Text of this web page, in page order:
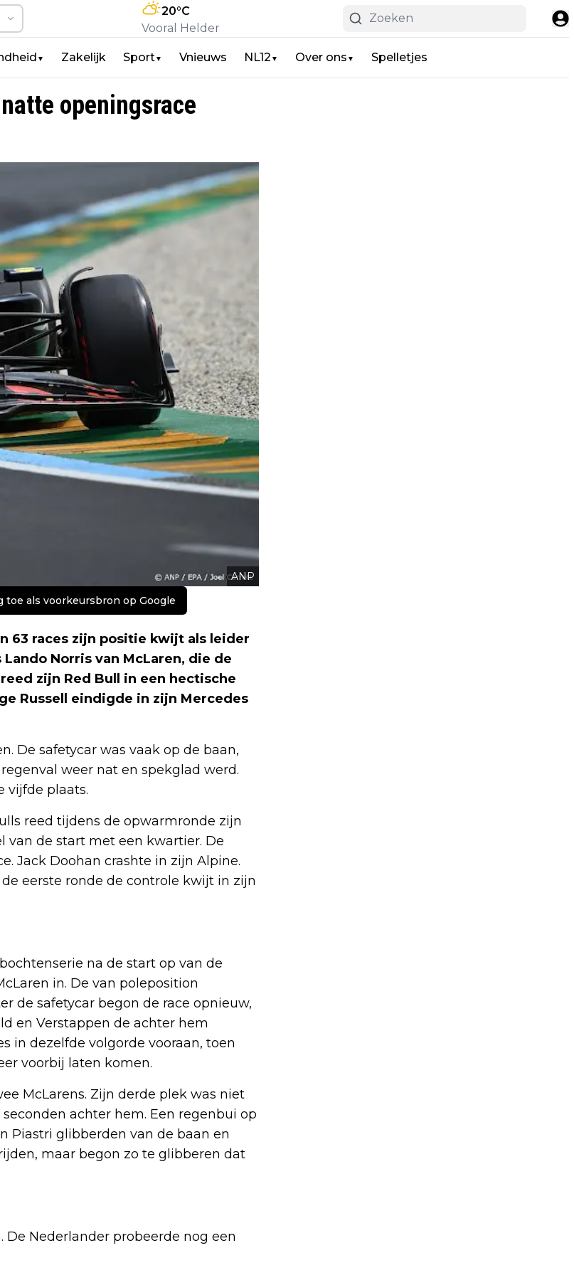
20°C
Vooral Helder
▼ Zakelijk Sport▼ Vnieuws NL12 ▼ Over ons ▼ Spelletjes
openingsrace
ANP
toe als voorkeursbron op Google
63 races zijn positie kwijt als leider
Norris van McLaren, die de
zijn Red Bull in een hectische
Russell eindigde in zijn Mercedes
De safetycar was vaak op de baan,
weer nat en spekglad werd.
vijfde plaats.
reed tijdens de opwarmronde zijn
de start met een kwartier. De
Jack Doohan crashte in zijn Alpine.
eerste ronde de controle kwijt in zijn
na de start op van de
in. De van poleposition
de safetycar begon de race opnieuw,
en Verstappen de achter hem
in dezelfde volgorde vooraan, toen
voorbij laten komen.
McLarens. Zijn derde plek was niet
achter hem. Een regenbui op
Piastri glibberden van de baan en
maar begon zo te glibberen dat
Nederlander probeerde nog een